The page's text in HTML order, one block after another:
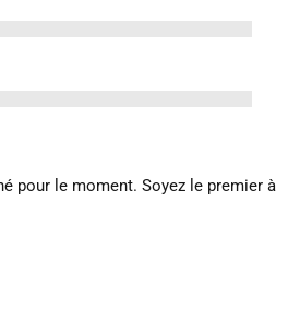
pour le moment. Soyez le premier à